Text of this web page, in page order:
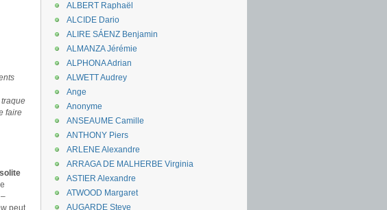
faire
peut
ALBERT Raphaël
ALCIDE Dario
ALIRE SÁENZ Benjamin
ALMANZA Jérémie
ALPHONA Adrian
ALWETT Audrey
Ange
Anonyme
ANSEAUME Camille
ANTHONY Piers
ARLENE Alexandre
ARRAGA DE MALHERBE Virginia
ASTIER Alexandre
ATWOOD Margaret
AUGARDE Steve